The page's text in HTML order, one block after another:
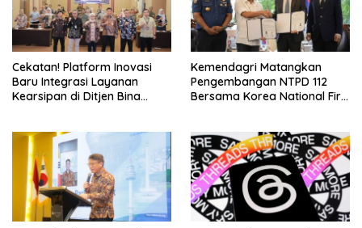
Cekatan! Platform Inovasi
Baru Integrasi Layanan
Kearsipan di Ditjen Bina
Kemendagri Matangkan
Pengembangan NTPD 112
Bersama Korea National Fire